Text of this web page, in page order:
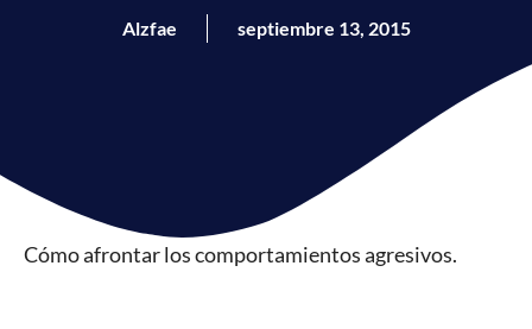
Alzfae septiembre 13, 2015
Cómo afrontar los comportamientos agresivos.